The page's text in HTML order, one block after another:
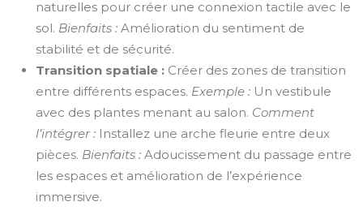
naturelles pour créer une connexion tactile avec le
sol. Bienfaits : Amélioration du sentiment de
stabilité et de sécurité.
Transition spatiale : Créer des zones de transition
entre différents espaces. Exemple : Un vestibule
avec des plantes menant au salon. Comment
l’intégrer : Installez une arche fleurie entre deux
pièces. Bienfaits : Adoucissement du passage entre
les espaces et amélioration de l’expérience
immersive.